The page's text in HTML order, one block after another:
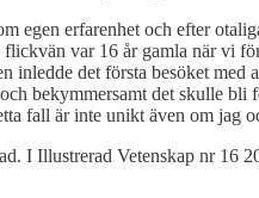
egen erfarenhet och efter
var 16 år gamla när vi
det första besöket med
bekymmersamt det skulle bli
fall är inte unikt även om jag
I Illustrerad Vetenskap nr 16